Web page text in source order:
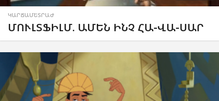
ԿԱՐՃԱՄԵՏՐԱԺ
ՄՈՒԼՏՖԻԼՄ. ԱՄԵՆ ԻՆՉ ՀԱ-ՎԱ-ՍԱՐ